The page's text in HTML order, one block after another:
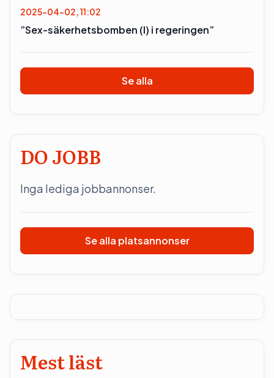
2025-04-02, 11:02
”Sex-säkerhetsbomben (l) i regeringen”
Se alla
DO JOBB
Inga lediga jobbannonser.
Se alla platsannonser
Mest läst